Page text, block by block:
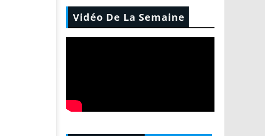
Vidéo De La Semaine